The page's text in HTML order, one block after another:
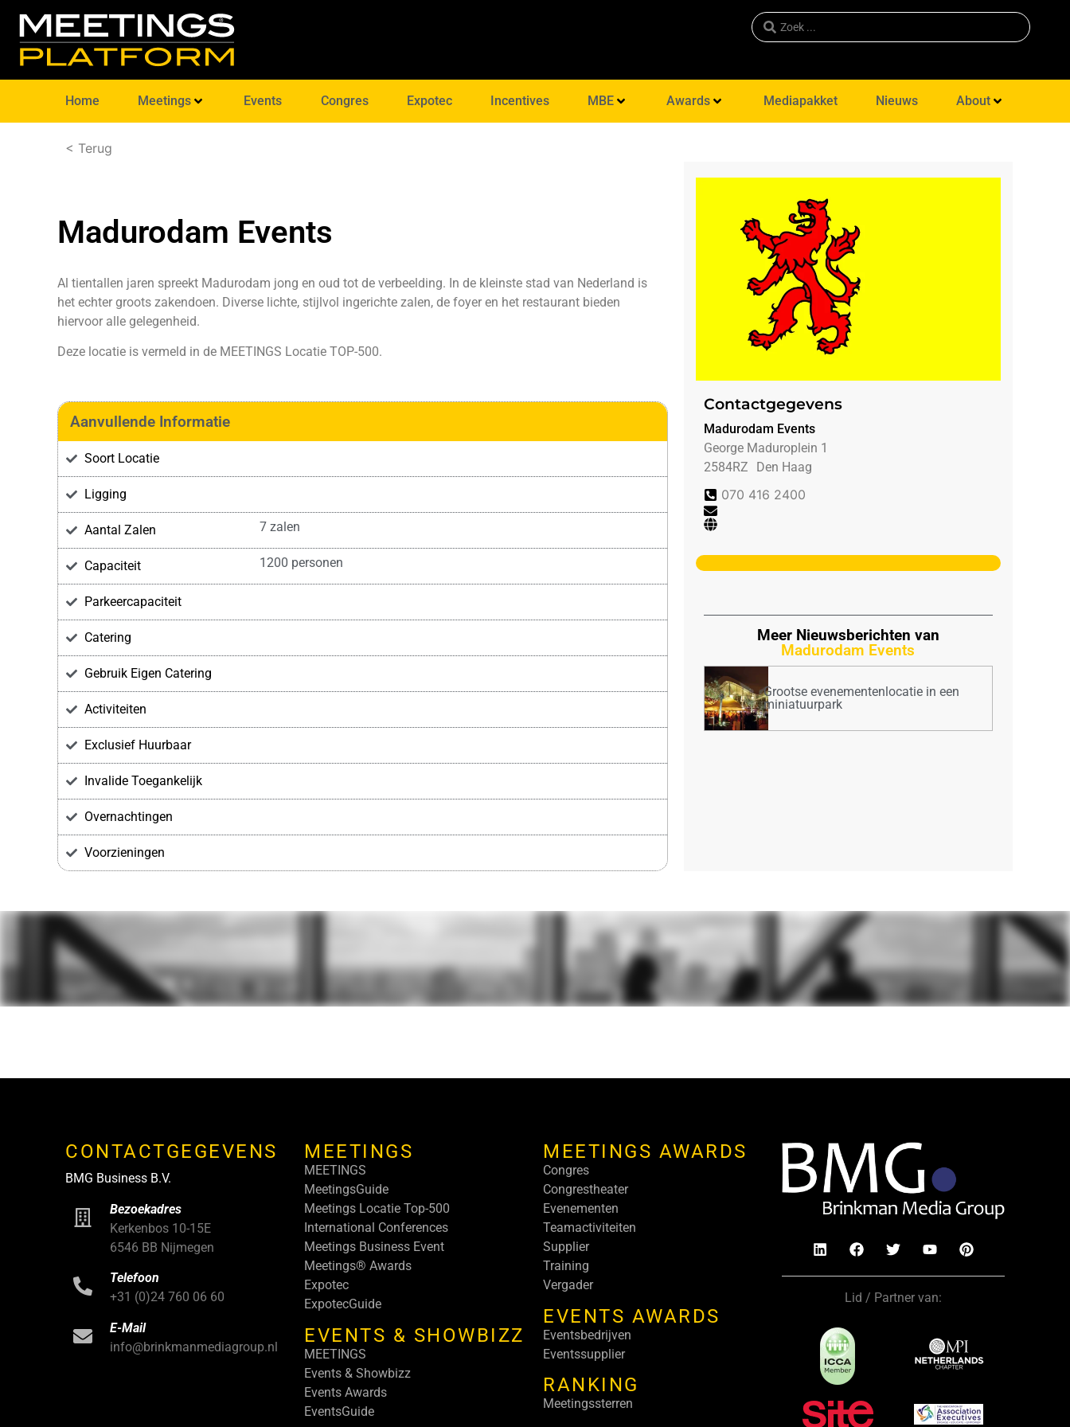
Home Meetings Events Congres Expotec Incentives MBE Awards Mediapakket Nieuws About
< Terug
Madurodam Events
Al tientallen jaren spreekt Madurodam jong en oud tot de verbeelding. In de kleinste stad van Nederland is
het echter groots zakendoen. Diverse lichte, stijlvol ingerichte zalen, de foyer en het restaurant bieden
hiervoor alle gelegenheid.
Deze locatie is vermeld in de MEETINGS Locatie TOP-500.
Aanvullende Informatie
Soort Locatie
Ligging
Aantal Zalen 7 zalen
Capaciteit 1200 personen
Parkeercapaciteit
Catering
Gebruik Eigen Catering
Activiteiten
Exclusief Huurbaar
Invalide Toegankelijk
Overnachtingen
Voorzieningen
Contactgegevens
Madurodam Events
George Maduroplein 1
2584RZ
Den Haag
070 416 2400
Meer Nieuwsberichten van
Madurodam Events
Grootse evenementenlocatie in een
miniatuurpark
CONTACTGEGEVENS
BMG Business B.V.
Bezoekadres
Kerkenbos 10-15E
6546 BB Nijmegen
Telefoon
+31 (0)24 760 06 60
E-Mail
info@brinkmanmediagroup.nl
MEETINGS
MEETINGS
MeetingsGuide
Meetings Locatie Top-500
International Conferences
Meetings Business Event
Meetings® Awards
Expotec
ExpotecGuide
EVENTS & SHOWBIZZ
MEETINGS
Events & Showbizz
Events Awards
EventsGuide
MEETINGS AWARDS
Congres
Congrestheater
Evenementen
Teamactiviteiten
Supplier
Training
Vergader
EVENTS AWARDS
Eventsbedrijven
Eventssupplier
RANKING
Meetingssterren
Lid / Partner van: